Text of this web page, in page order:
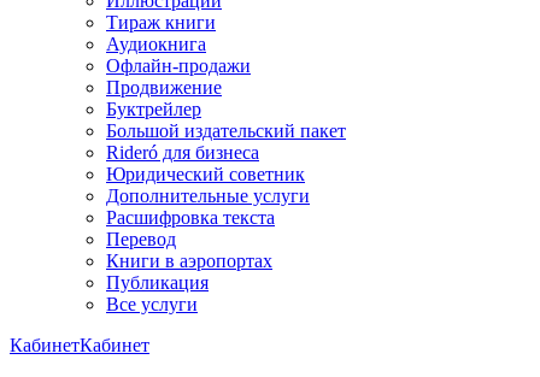
Тираж книги
Аудиокнига
Офлайн-продажи
Продвижение
Буктрейлер
Большой издательский пакет
Rideró для бизнеса
Юридический советник
Дополнительные услуги
Расшифровка текста
Перевод
Книги в аэропортах
Публикация
Все услуги
КабинетКабинет